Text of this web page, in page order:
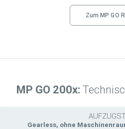
Zum MP GO
MP GO 200x:
Gearless, ohne